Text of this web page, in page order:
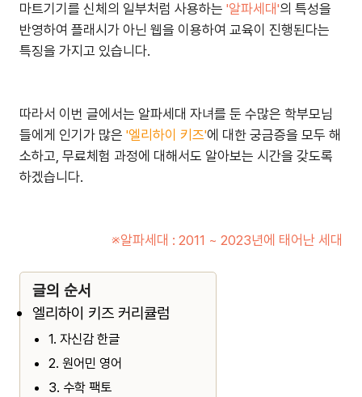
마트기기를 신체의 일부처럼 사용하는 '알파세대'의 특성을
반영하여 플래시가 아닌 웹을 이용하여 교육이 진행된다는
특징을 가지고 있습니다.
따라서 이번 글에서는 알파세대 자녀를 둔 수많은 학부모님
들에게 인기가 많은 '엘리하이 키즈'에 대한 궁금증을 모두 해
소하고, 무료체험 과정에 대해서도 알아보는 시간을 갖도록
하겠습니다.
※알파세대 : 2011 ~ 2023년에 태어난 세대
글의 순서
엘리하이 키즈 커리큘럼
1. 자신감 한글
2. 원어민 영어
3. 수학 팩토